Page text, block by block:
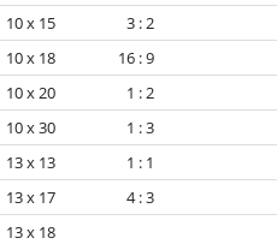
10 x 15 3 : 2
10 x 18 16 : 9
10 x 20 1 : 2
10 x 30 1 : 3
13 x 13 1 : 1
13 x 17 4 : 3
13 x 18